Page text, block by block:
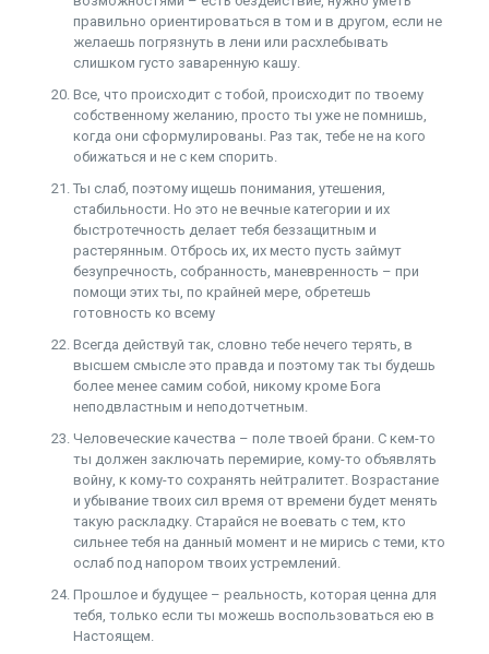
правильно ориентироваться в том и в другом, если не
желаешь погрязнуть в лени или расхлебывать
слишком густо заваренную кашу.
Все, что происходит с тобой, происходит по твоему
собственному желанию, просто ты уже не помнишь,
когда они сформулированы. Раз так, тебе не на кого
обижаться и не с кем спорить.
Ты слаб, поэтому ищешь понимания, утешения,
стабильности. Но это не вечные категории и их
быстротечность делает тебя беззащитным и
растерянным. Отбрось их, их место пусть займут
безупречность, собранность, маневренность – при
помощи этих ты, по крайней мере, обретешь
готовность ко всему
Всегда действуй так, словно тебе нечего терять, в
высшем смысле это правда и поэтому так ты будешь
более менее самим собой, никому кроме Бога
неподвластным и неподотчетным.
Человеческие качества – поле твоей брани. С кем-то
ты должен заключать перемирие, кому-то объявлять
войну, к кому-то сохранять нейтралитет. Возрастание
и убывание твоих сил время от времени будет менять
такую раскладку. Старайся не воевать с тем, кто
сильнее тебя на данный момент и не мирись с теми, кто
ослаб под напором твоих устремлений.
Прошлое и будущее – реальность, которая ценна для
тебя, только если ты можешь воспользоваться ею в
Настоящем.